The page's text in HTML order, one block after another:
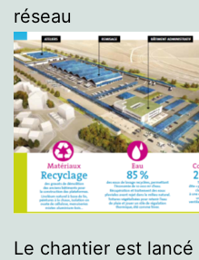
réseau
Le chantier est